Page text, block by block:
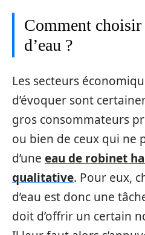
Comment choisir
d’eau ?
Les secteurs
d’évoquer sont
gros consommateurs
ou bien de ceux qui ne
d’une eau de robinet
qualitative. Pour eux,
d’eau est donc une
doit d’offrir un certain